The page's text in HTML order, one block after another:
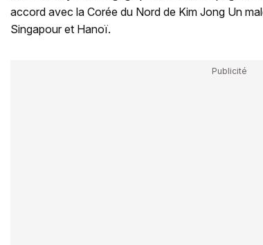
accord avec la Corée du Nord de Kim Jong Un
Singapour et Hanoï.